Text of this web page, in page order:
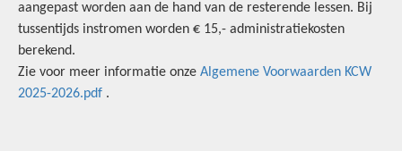
aangepast worden aan de hand van de resterende lessen. Bij
tussentijds instromen worden € 15,- administratiekosten
berekend.
Zie voor meer informatie onze Algemene Voorwaarden KCW
2025-2026.pdf .